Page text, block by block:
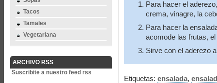
Tacos
Tamales
Vegetariana
ARCHIVO RSS
Suscribite a nuestro feed rss
Para hacer el
crema, vinagre, la
Para hacer la
acomode las frutas,
Sirve con el aderezo
Etiquetas: ensalada,